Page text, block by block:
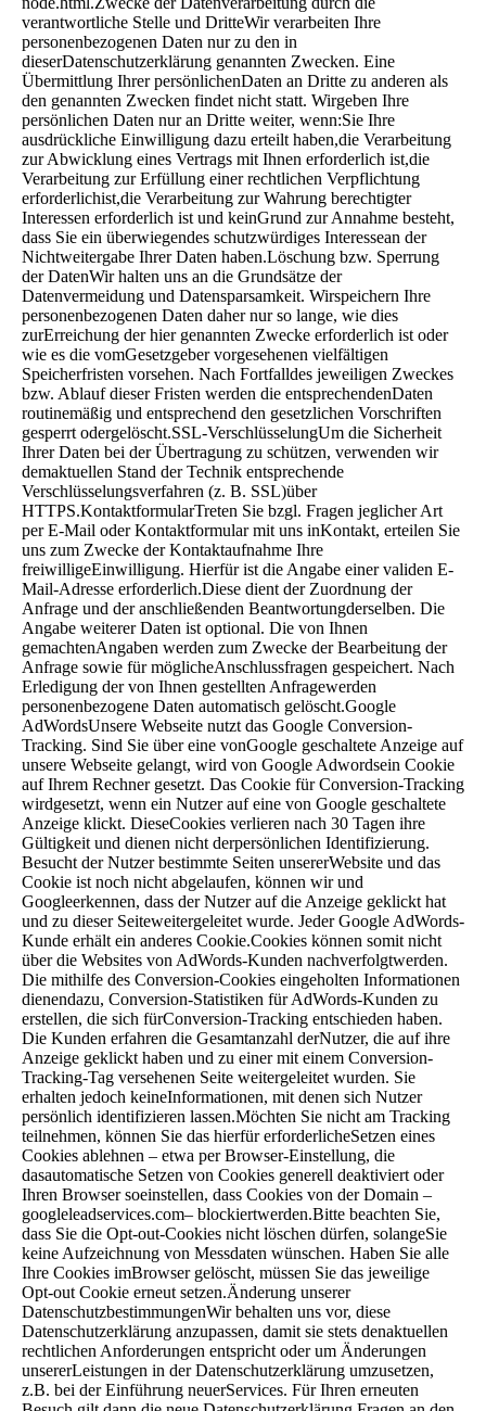
verantwortliche Stelle und DritteWir verarbeiten Ihre
personenbezogenen Daten nur zu den in
dieserDatenschutzerklärung genannten Zwecken. Eine
Übermittlung Ihrer persönlichenDaten an Dritte zu anderen als
den genannten Zwecken findet nicht statt. Wirgeben Ihre
persönlichen Daten nur an Dritte weiter, wenn:Sie Ihre
ausdrückliche Einwilligung dazu erteilt haben,die Verarbeitung
zur Abwicklung eines Vertrags mit Ihnen erforderlich ist,die
Verarbeitung zur Erfüllung einer rechtlichen Verpflichtung
erforderlichist,die Verarbeitung zur Wahrung berechtigter
Interessen erforderlich ist und keinGrund zur Annahme besteht,
dass Sie ein überwiegendes schutzwürdiges Interessean der
Nichtweitergabe Ihrer Daten haben.Löschung bzw. Sperrung
der DatenWir halten uns an die Grundsätze der
Datenvermeidung und Datensparsamkeit. Wirspeichern Ihre
personenbezogenen Daten daher nur so lange, wie dies
zurErreichung der hier genannten Zwecke erforderlich ist oder
wie es die vomGesetzgeber vorgesehenen vielfältigen
Speicherfristen vorsehen. Nach Fortfalldes jeweiligen Zweckes
bzw. Ablauf dieser Fristen werden die entsprechendenDaten
routinemäßig und entsprechend den gesetzlichen Vorschriften
gesperrt odergelöscht.SSL-VerschlüsselungUm die Sicherheit
Ihrer Daten bei der Übertragung zu schützen, verwenden wir
demaktuellen Stand der Technik entsprechende
Verschlüsselungsverfahren (z. B. SSL)über
HTTPS.KontaktformularTreten Sie bzgl. Fragen jeglicher Art
per E-Mail oder Kontaktformular mit uns inKontakt, erteilen Sie
uns zum Zwecke der Kontaktaufnahme Ihre
freiwilligeEinwilligung. Hierfür ist die Angabe einer validen E-
Mail-Adresse erforderlich.Diese dient der Zuordnung der
Anfrage und der anschließenden Beantwortungderselben. Die
Angabe weiterer Daten ist optional. Die von Ihnen
gemachtenAngaben werden zum Zwecke der Bearbeitung der
Anfrage sowie für möglicheAnschlussfragen gespeichert. Nach
Erledigung der von Ihnen gestellten Anfragewerden
personenbezogene Daten automatisch gelöscht.Google
AdWordsUnsere Webseite nutzt das Google Conversion-
Tracking. Sind Sie über eine vonGoogle geschaltete Anzeige auf
unsere Webseite gelangt, wird von Google Adwordsein Cookie
auf Ihrem Rechner gesetzt. Das Cookie für Conversion-Tracking
wirdgesetzt, wenn ein Nutzer auf eine von Google geschaltete
Anzeige klickt. DieseCookies verlieren nach 30 Tagen ihre
Gültigkeit und dienen nicht derpersönlichen Identifizierung.
Besucht der Nutzer bestimmte Seiten unsererWebsite und das
Cookie ist noch nicht abgelaufen, können wir und
Googleerkennen, dass der Nutzer auf die Anzeige geklickt hat
und zu dieser Seiteweitergeleitet wurde. Jeder Google AdWords-
Kunde erhält ein anderes Cookie.Cookies können somit nicht
über die Websites von AdWords-Kunden nachverfolgtwerden.
Die mithilfe des Conversion-Cookies eingeholten Informationen
dienendazu, Conversion-Statistiken für AdWords-Kunden zu
erstellen, die sich fürConversion-Tracking entschieden haben.
Die Kunden erfahren die Gesamtanzahl derNutzer, die auf ihre
Anzeige geklickt haben und zu einer mit einem Conversion-
Tracking-Tag versehenen Seite weitergeleitet wurden. Sie
erhalten jedoch keineInformationen, mit denen sich Nutzer
persönlich identifizieren lassen.Möchten Sie nicht am Tracking
teilnehmen, können Sie das hierfür erforderlicheSetzen eines
Cookies ablehnen – etwa per Browser-Einstellung, die
dasautomatische Setzen von Cookies generell deaktiviert oder
Ihren Browser soeinstellen, dass Cookies von der Domain –
googleleadservices.com– blockiertwerden.Bitte beachten Sie,
dass Sie die Opt-out-Cookies nicht löschen dürfen, solangeSie
keine Aufzeichnung von Messdaten wünschen. Haben Sie alle
Ihre Cookies imBrowser gelöscht, müssen Sie das jeweilige
Opt-out Cookie erneut setzen.Änderung unserer
DatenschutzbestimmungenWir behalten uns vor, diese
Datenschutzerklärung anzupassen, damit sie stets denaktuellen
rechtlichen Anforderungen entspricht oder um Änderungen
unsererLeistungen in der Datenschutzerklärung umzusetzen,
z.B. bei der Einführung neuerServices. Für Ihren erneuten